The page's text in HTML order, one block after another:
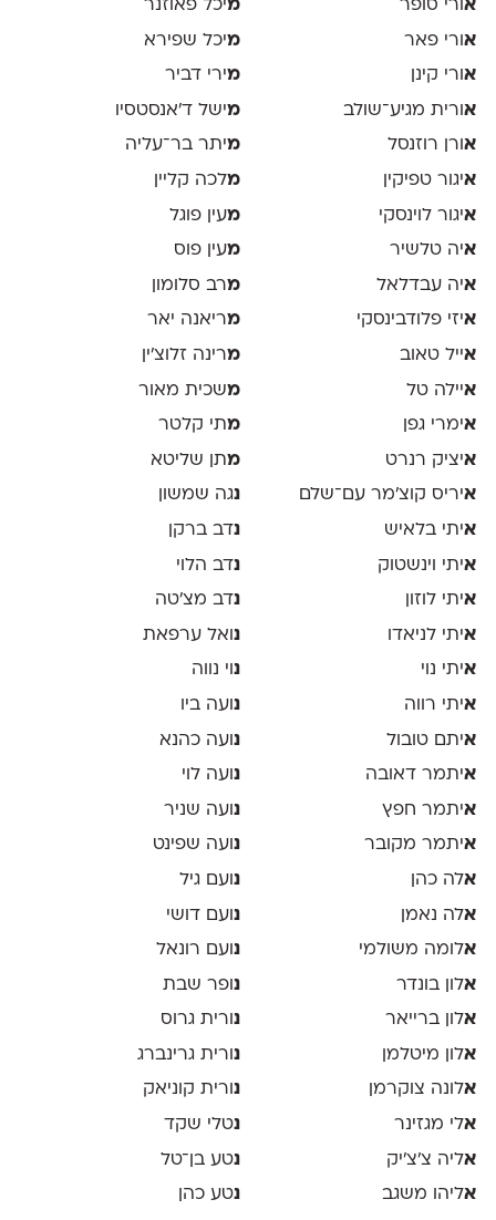
אורי סופר
אורי פאר
אורי קינן
אורית מגיע־שולב
אורן רוזנסל
איגור טפיקין
איגור לוינסקי
איה טלשיר
איה עבדלאל
איזי פלודבינסקי
אייל טאוב
איילה טל
אימרי גפן
איציק רנרט
איריס קוצ׳מר עם־שלם
איתי בלאיש
איתי וינשטוק
איתי לוזון
איתי לניאדו
איתי נוי
איתי רווה
איתם טובול
איתמר דאובה
איתמר חפץ
איתמר מקובר
אלה כהן
אלה נאמן
אלומה משולמי
אלון בונדר
אלון ברייאר
אלון מיטלמן
אלונה צוקרמן
אלי מגזינר
אליה צ׳צ׳יק
אליהו משגב
מיכל פאוזנר
מיכל שפירא
מירי דביר
מישל ד׳אנסטסיו
מיתר בר־עליה
מלכה קליין
מעין פוגל
מעין פוס
מרב סלומון
מריאנה יאר
מרינה זלוצ׳ין
משכית מאור
מתי קלטר
מתן שליטא
נגה שמשון
נדב ברקן
נדב הלוי
נדב מצ׳טה
נ ואל ערפאת
נוי נווה
נ ועה ביו
נועה כהנא
נ ועה לוי
נ ועה שניר
נועה שפינט
נ ועם גיל
נועם דושי
נ ועם רונאל
נ ופר שבת
נורית גרוס
נ ורית גרינברג
נורית קוניאק
נטלי שקד
נטע בן־טל
נטע כהן